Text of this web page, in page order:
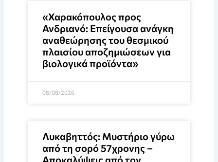
«Χαρακόπουλος προς
Ανδριανό: Επείγουσα ανάγκη
αναθεώρησης του θεσμικού
πλαισίου αποζημιώσεων για
βιολογικά προϊόντα»
08/08/2026
Λυκαβηττός: Μυστήριο γύρω
από τη σορό 57χρονης –
Αποκαλύψεις από τον